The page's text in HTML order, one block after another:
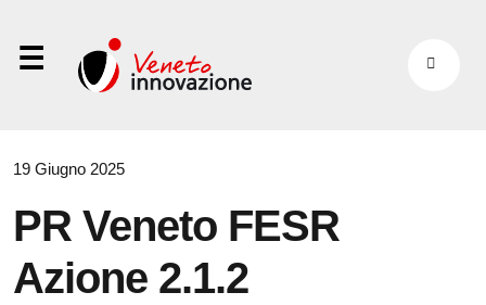
⋮
19 Giugno 2025
PR Veneto FESR
Azione 2.1.2